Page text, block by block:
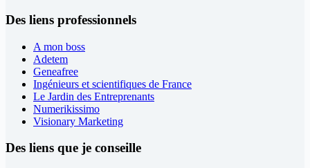
Des liens professionnels
A mon boss
Adetem
Geneafree
Ingénieurs et scientifiques de France
Le Jardin des Entreprenants
Numerikissimo
Visionary Marketing
Des liens que je conseille